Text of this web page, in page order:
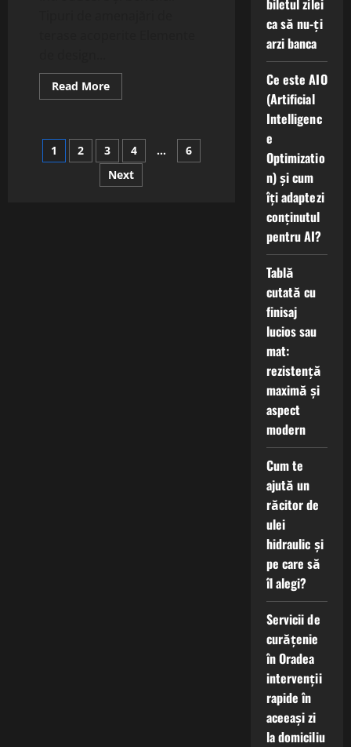
Read MoreRead
more
Terasă
Acoperită:
Idei
și
Beneficii.
Paginație
1 2 3 4 …
6
Next
biletul zilei
ca să nu-ți
arzi banca
Ce este AIO
(Artificial
Intelligenc
e
Optimizatio
n) și cum
îți adaptezi
conținutul
pentru AI?
Tablă
cutată cu
finisaj
lucios sau
mat:
rezistență
maximă și
aspect
modern
Cum te
ajută un
răcitor de
ulei
hidraulic și
pe care să
îl alegi?
Servicii de
curățenie
în Oradea
intervenții
rapide în
aceeași zi
la domiciliu